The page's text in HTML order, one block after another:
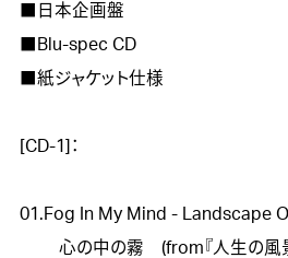
■日本企画盤
■Blu-spec CD
■紙ジャケット仕様
[CD-1]：
01.Fog In My Mind - Landscape Of
心の中の霧　(from『人生の風